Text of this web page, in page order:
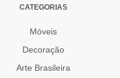
CATEGORIAS
Móveis
Decoração
Arte Brasileira